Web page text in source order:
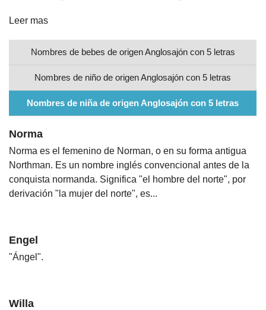
Leer mas
Nombres de bebes de origen Anglosajón con 5 letras
Nombres de niño de origen Anglosajón con 5 letras
Nombres de niña de origen Anglosajón con 5 letras
Norma
Norma es el femenino de Norman, o en su forma antigua
Northman. Es un nombre inglés convencional antes de la
conquista normanda. Significa "el hombre del norte", por
derivación "la mujer del norte", es...
Engel
"Ángel".
Willa